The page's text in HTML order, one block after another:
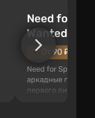
Need for
Wanted
От 90 ₽
Need for Speed:
аркадные гонки с
первого лица. В